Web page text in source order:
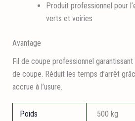
Produit professionnel pour
verts et voiries
Avantage
Fil de coupe professionnel
de coupe. Réduit les temps d’arrêt
accrue à l’usure.
Poids 500 kg